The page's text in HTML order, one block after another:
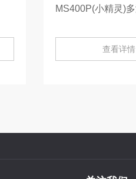
查看详情